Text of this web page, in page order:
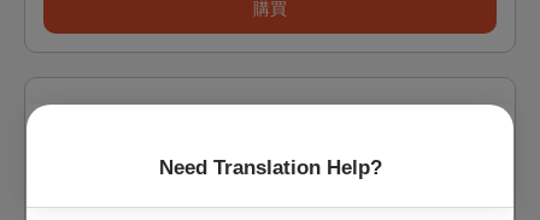
Need Translation Help?
購買